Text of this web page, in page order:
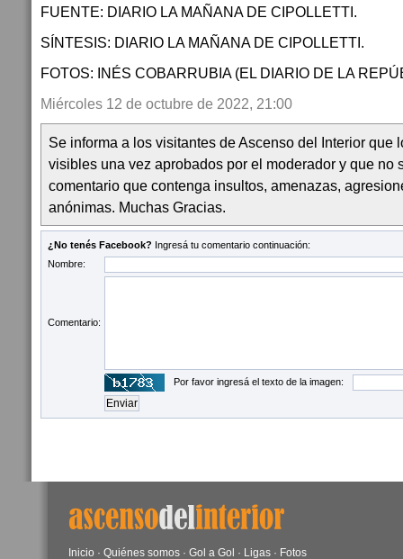
FUENTE: DIARIO LA MAÑANA DE CIPOLLETTI.
SÍNTESIS: DIARIO LA MAÑANA DE CIPOLLETTI.
FOTOS: INÉS COBARRUBIA (EL DIARIO DE LA
Miércoles 12 de octubre de 2022, 21:00
Se informa a los visitantes de Ascenso del Interior que
visibles una vez aprobados por el moderador y que no
comentario que contenga insultos, amenazas,
anónimas. Muchas Gracias.
¿No tenés Facebook? Ingresá tu comentario continuación:
Nombre:
Comentario:
Por favor ingresá el texto de la imagen:
Inicio · Quiénes somos · Gol a Gol · Ligas · Fotos